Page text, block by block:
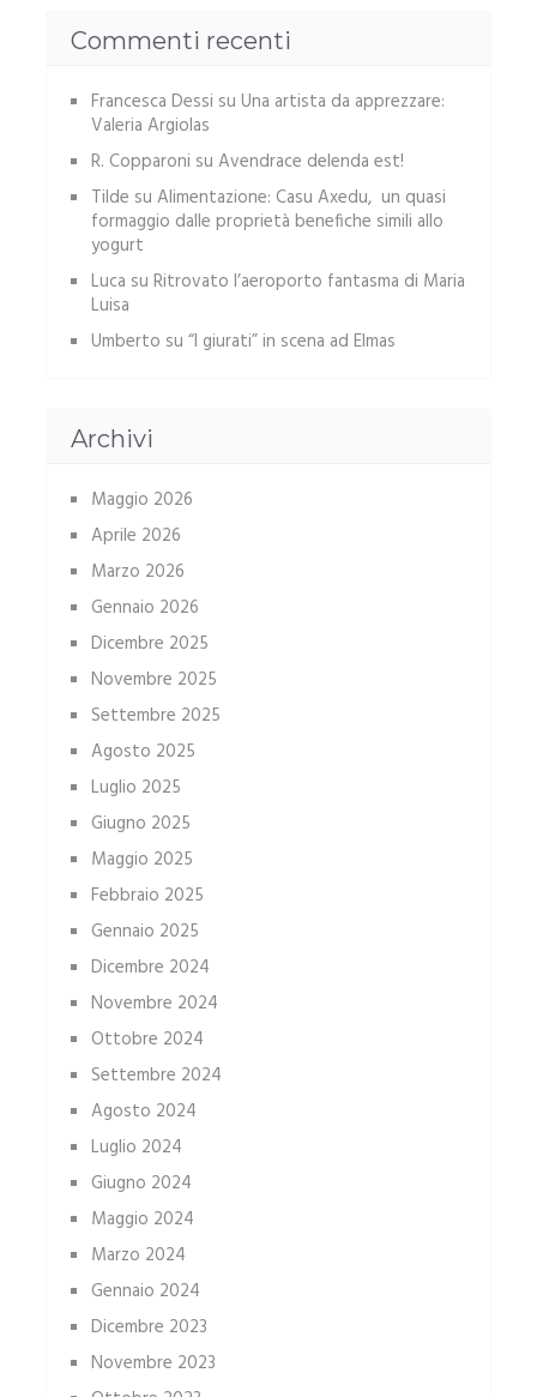
Commenti recenti
Francesca Dessi su Una artista da apprezzare:
Valeria Argiolas
R. Copparoni su Avendrace delenda est!
Tilde su Alimentazione: Casu Axedu, un quasi
formaggio dalle proprietà benefiche simili allo
yogurt
Luca su Ritrovato l’aeroporto fantasma di Maria
Luisa
Umberto su “I giurati” in scena ad Elmas
Archivi
Maggio 2026
Aprile 2026
Marzo 2026
Gennaio 2026
Dicembre 2025
Novembre 2025
Settembre 2025
Agosto 2025
Luglio 2025
Giugno 2025
Maggio 2025
Febbraio 2025
Gennaio 2025
Dicembre 2024
Novembre 2024
Ottobre 2024
Settembre 2024
Agosto 2024
Luglio 2024
Giugno 2024
Maggio 2024
Marzo 2024
Gennaio 2024
Dicembre 2023
Novembre 2023